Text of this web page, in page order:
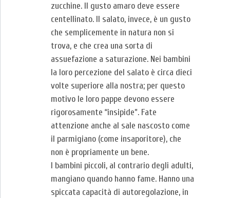
zucchine. Il gusto amaro deve essere
centellinato. Il salato, invece, è un gusto
che semplicemente in natura non si
trova, e che crea una sorta di
assuefazione a saturazione. Nei bambini
la loro percezione del salato è circa dieci
volte superiore alla nostra; per questo
motivo le loro pappe devono essere
rigorosamente “insipide”. Fate
attenzione anche al sale nascosto come
il parmigiano (come insaporitore), che
non è propriamente un bene.
I bambini piccoli, al contrario degli adulti,
mangiano quando hanno fame. Hanno una
spiccata capacità di autoregolazione, in